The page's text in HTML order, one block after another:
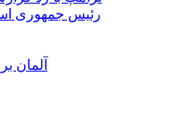
رئیس‌ جمهوری
آلمان